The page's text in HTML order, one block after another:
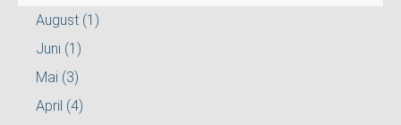
August (1)
Juni (1)
Mai (3)
April (4)